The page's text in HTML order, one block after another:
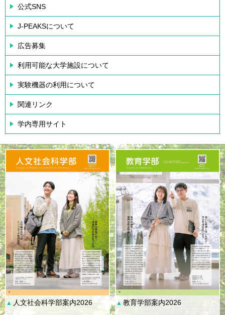
公式SNS
J-PEAKSについて
広告募集
利用可能な大学施設について
実験機器の利用について
関連リンク
学内専用サイト
▲ 人文社会科学部案内2026 ▲ 教育学部案内2026